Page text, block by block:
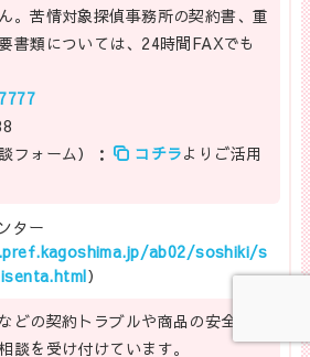
。苦情対象探偵事務所の契約書、重
書類については、24時間FAXでも
フォーム）：
コチラよりご活用
ター
ab02/soshiki/s
）
どの契約トラブルや商品の安全性な
談を受け付けています。